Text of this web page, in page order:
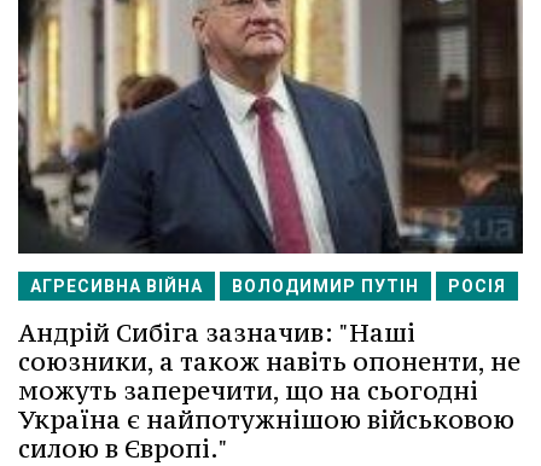
АГРЕСИВНА ВІЙНА ВОЛОДИМИР ПУТІН РОСІЯ
Андрій Сибіга зазначив: "Наші
союзники, а також навіть опоненти, не
можуть заперечити, що на сьогодні
Україна є найпотужнішою військовою
силою в Європі."